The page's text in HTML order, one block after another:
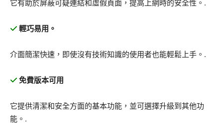
它有助於屏蔽可疑連結和虛假頁面，提高上網時的安全性。.
輕巧易用。
介面簡潔快速，即使沒有技術知識的使用者也能輕鬆上手。.
免費版本可用
它提供清潔和安全方面的基本功能，並可選擇升級到其他功
能。.